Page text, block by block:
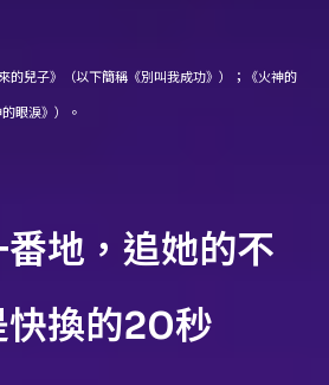
的兒子》（以下簡稱《別叫我成功》）；《火神的
眼淚》）。
地，追她的不
快換的20秒